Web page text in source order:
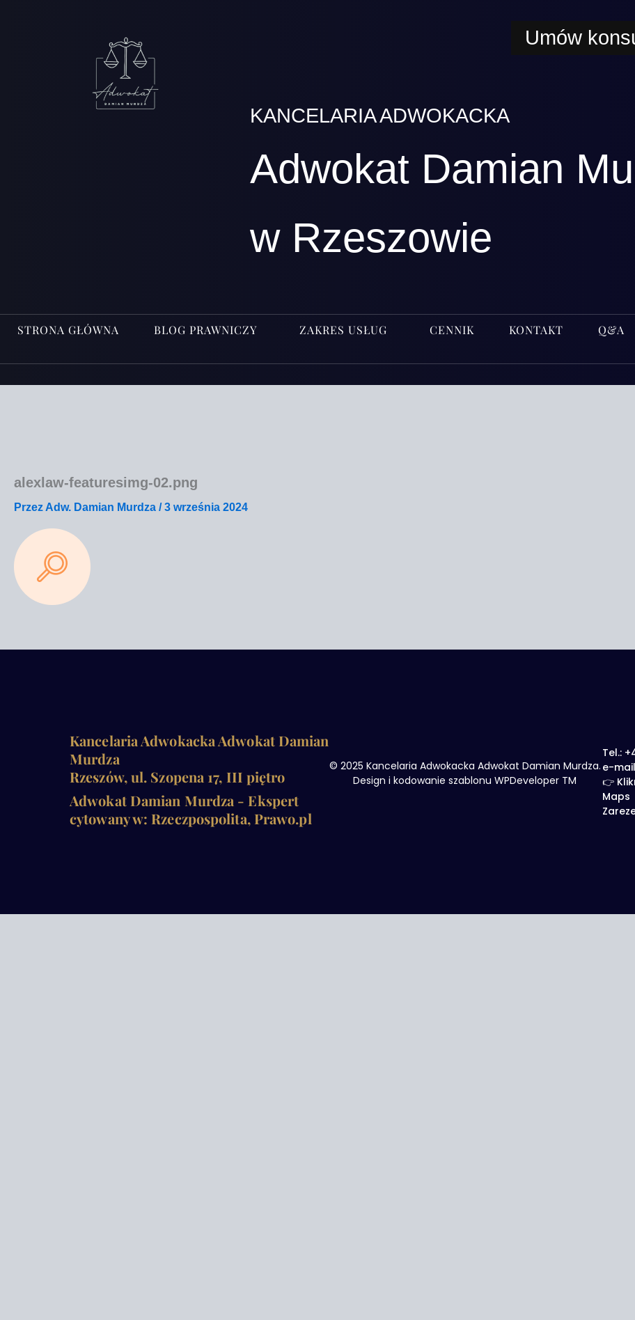
Umów
KANCELARIA ADWOKACKA
Adwokat Damian
w Rzeszowie
STRONA GŁÓWNA BLOG PRAWNICZY ZAKRES USŁUG CENNIK KONTAKT Q&A
alexlaw-featuresimg-02.png
Przez Adw. Damian Murdza /3 września 2024
Kancelaria Adwokacka Adwokat Damian
Murdza
Rzeszów, ul. Szopena 17, III piętro
Adwokat Damian Murdza - Ekspert
cytowany w: Rzeczpospolita, Prawo.pl
© 2025 Kancelaria Adwokacka Adwokat Damian Murdza.
Design i kodowanie szablonu WPDeveloper TM
Tel.:
e-
👉
Maps